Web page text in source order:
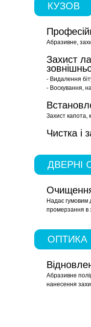
КУЗОВ
Абразивне,
Захист
- Видалення
- Воскування,
Захист капота,
Чистка і
ДВЕРНІ
Надає гумовим
промерзання в
ОПТИКА
Абразивне
нанесення